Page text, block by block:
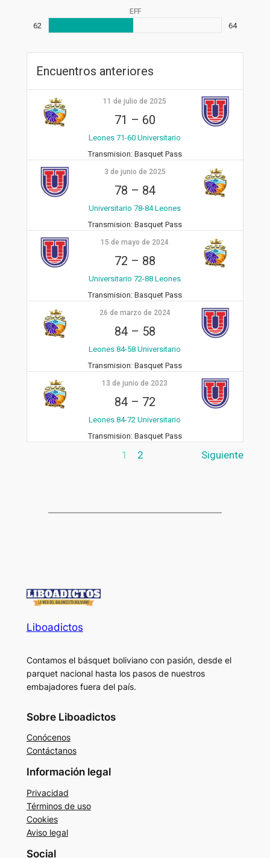
EFF
62 64
Encuentros anteriores
11 de julio de 2025
71 – 60
Leones 71-60 Universitario
Transmision:Basquet Pass
3 de junio de 2025
78 – 84
Universitario 78-84 Leones
Transmision:Basquet Pass
15 de mayo de 2024
72 – 88
Universitario 72-88 Leones
Transmision:Basquet Pass
26 de marzo de 2024
84– 58
Leones 84-58 Universitario
Transmision:Basquet Pass
13 de junio de 2023
84– 72
Leones 84-72 Universitario
Transmision:Basquet Pass
1 2 Siguiente
Liboadictos
Contamos el básquet boliviano con pasión, desde el
parquet nacional hasta los pasos de nuestros
embajadores fuera del país.
Sobre Liboadictos
Conócenos
Contáctanos
Información legal
Privacidad
Términos de uso
Cookies
Aviso legal
Social